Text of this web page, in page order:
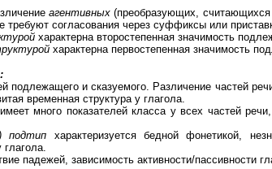
агентивных (преобразующих, считающихся
требуют согласования через суффиксы или
характерна второстепенная значимость
характерна первостепенная значимость
подлежащего и сказуемого. Различение частей
временная структура у глагола.
много показателей класса у всех частей
подтип характеризуется бедной фонетикой,
падежей, зависимость активности/пассивности